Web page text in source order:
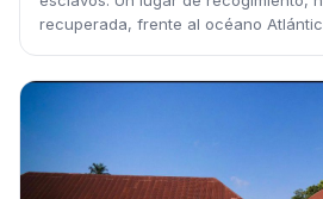
recuperada, frente al océano